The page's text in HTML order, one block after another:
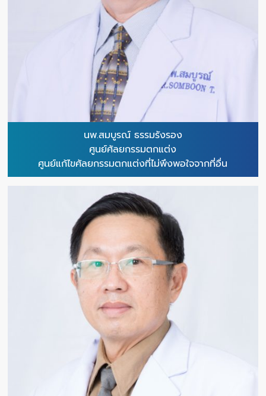
นพ.สมบูรณ์ ธรรมรังรอง
ศูนย์ศัลยกรรมตกแต่ง
ศูนย์แก้ไขศัลยกรรมตกแต่งที่ไม่พึงพอใจจากที่อื่น